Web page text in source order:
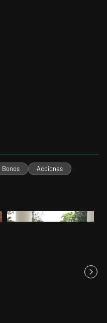
Bonos Acciones
"Tensión Lula-Milei: “Anular
Un artículo de tendencia con el